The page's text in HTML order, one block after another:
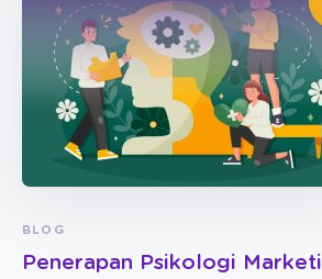
BLOG
Penerapan Psikologi